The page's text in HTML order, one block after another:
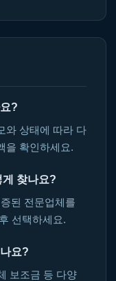
?
와 상태에 따라 다
을 확인하세요.
게 찾나요?
된 전문업체를
선택하세요.
요?
보조금 등 다양